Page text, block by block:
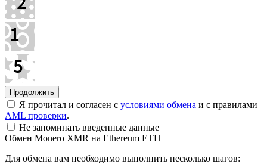
Я прочитал и согласен с условиями обмена и с правилами
AML проверки.
Не запоминать введенные данные
Обмен Monero XMR на Ethereum ETH
Для обмена вам необходимо выполнить несколько шагов: